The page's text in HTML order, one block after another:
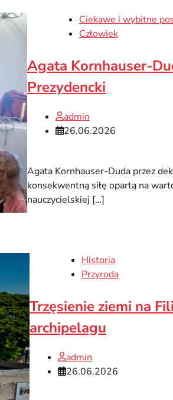
Ciekawe i wybitne
Człowiek
Agata Kornhauser-
Prezydencki
admin
26.06.2026
Agata Kornhauser-Duda przez
konsekwentną siłę opartą na
nauczycielskiej […]
Historia
Przyroda
Trzęsienie ziemi na
archipelagu
admin
26.06.2026